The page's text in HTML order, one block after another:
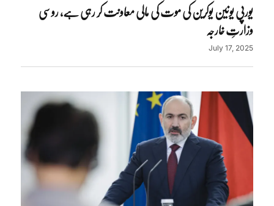
یورپی یونین یوکرین کی موت کی مالی معاونت کر رہی ہے، روسی
وزارتِ خارجہ
July 17, 2025